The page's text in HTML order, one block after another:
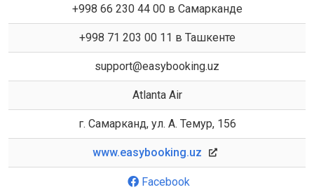
+998 66 230 44 00 в Самарканде
+998 71 203 00 11 в Ташкенте
support@easybooking.uz
Atlanta Air
г. Самарканд, ул. А. Темур, 156
www.easybooking.uz
Facebook